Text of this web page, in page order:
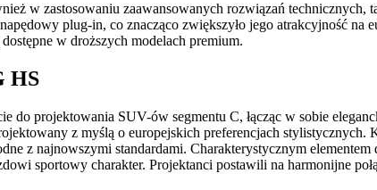
w zastosowaniu zaawansowanych rozwiązań
plug-in, co znacząco zwiększyło jego atrakcyjność
w droższych modelach premium.
HS
do projektowania SUV-ów segmentu C, łącząc w sobie
z myślą o europejskich preferencjach
z najnowszymi standardami. Charakterystycznym
sportowy charakter. Projektanci postawili na harmonijne